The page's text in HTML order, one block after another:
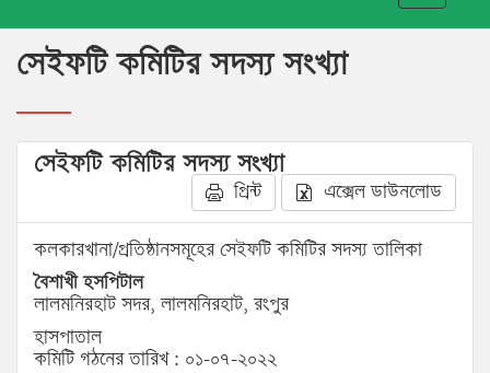
সেইফটি কমিটির সদস্য সংখ্যা
সেইফটি কমিটির সদস্য সংখ্যা
প্রিন্ট এক্সেল ডাউনলোড
কলকারখানা/প্রতিষ্ঠানসমূহের সেইফটি কমিটির সদস্য তালিকা
বৈশাখী হসপিটাল
লালমনিরহাট সদর, লালমনিরহাট, রংপুর
হাসপাতাল
কমিটি গঠনের তারিখ : ০১-০৭-২০২২